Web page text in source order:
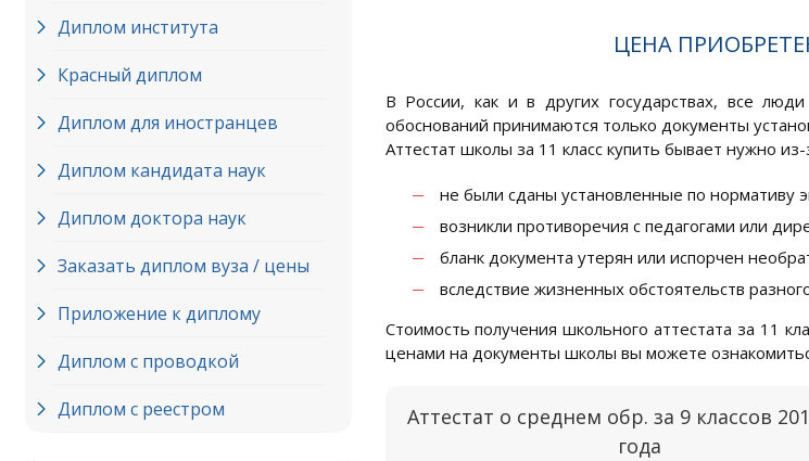
Диплом института
Красный диплом
Диплом для иностранцев
Диплом кандидата наук
Диплом доктора наук
Заказать диплом вуза / цены
Приложение к диплому
Диплом с проводкой
Диплом с реестром
ЦЕНА
В России, как и в других государствах, все
обоснований принимаются только документы
Аттестат школы за 11 класс купить бывает нужно
не были сданы установленные по нормативу
возникли противоречия с педагогами или
бланк документа утерян или испорчен
вследствие жизненных обстоятельств
Стоимость получения школьного аттестата за 11
ценами на документы школы вы можете
Аттестат о среднем обр. за 9 классов
года